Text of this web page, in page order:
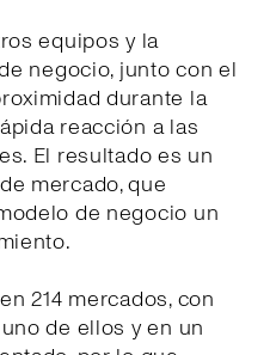
equipos y la
negocio, junto con el
durante la
reacción a las
El resultado es un
mercado, que
de negocio un
214 mercados, con
de ellos y en un